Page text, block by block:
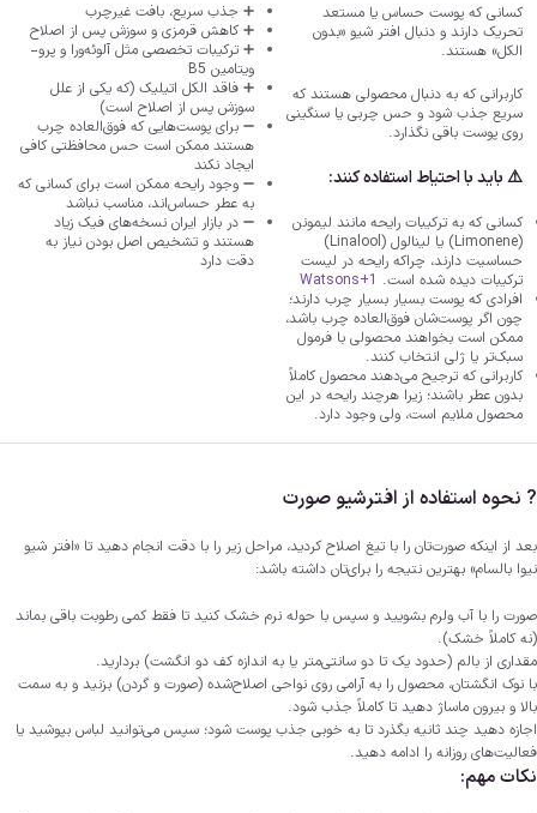
کسانی که پوست حساس یا مستعد
تحریک دارند و دنبال افتر شیو «بدون
الکل» هستند.
کاربرانی که به دنبال محصولی هستند که
سریع جذب شود و حس چربی یا سنگینی
روی پوست باقی نگذارد.
⚠️ باید با احتیاط استفاده کنند:
کسانی که به ترکیبات رایحه مانند لیمونن
(Limonene) یا لینالول (Linalool)
حساسیت دارند، چراکه رایحه در لیست
ترکیبات دیده شده است.
Watsons+1
افرادی که پوست بسیار بسیار چرب دارند؛
چون اگر پوست‌شان فوق‌العاده چرب باشد،
ممکن است بخواهند محصولی با فرمول
سبک‌تر یا ژلی انتخاب کنند.
کاربرانی که ترجیح می‌دهند محصول کاملاً
بدون عطر باشند؛ زیرا هرچند رایحه در این
محصول ملایم است، ولی وجود دارد.
➕ جذب سریع، بافت غیرچرب
➕ کاهش قرمزی و سوزش پس از اصلاح
➕ ترکیبات تخصصی مثل آلوئه‌ورا و پرو-
ویتامین B5
➕ فاقد الکل اتیلیک (که یکی از علل
سوزش پس از اصلاح است)
➖ برای پوست‌هایی که فوق‌العاده چرب
هستند ممکن است حس محافظتی کافی
ایجاد نکند
➖ وجود رایحه ممکن است برای کسانی که
به عطر حساس‌اند، مناسب نباشد
➖ در بازار ایران نسخه‌های فیک زیاد
هستند و تشخیص اصل بودن نیاز به
دقت دارد
? نحوه استفاده از افترشیو صورت
بعد از اینکه صورت‌تان را با تیغ اصلاح کردید، مراحل زیر را با دقت انجام دهید تا «افتر شیو
نیوا بالسام» بهترین نتیجه را برای‌تان داشته باشد:
صورت را با آب ولرم بشویید و سپس با حوله نرم خشک کنید تا فقط کمی رطوبت باقی بماند
(نه کاملاً خشک).
مقداری از بالم (حدود یک تا دو سانتی‌متر یا به اندازه کف دو انگشت) بردارید.
با نوک انگشتان، محصول را به آرامی روی نواحی اصلاح‌شده (صورت و گردن) بزنید و به سمت
بالا و بیرون ماساژ دهید تا کاملاً جذب شود.
اجازه دهید چند ثانیه بگذرد تا به خوبی جذب پوست شود؛ سپس می‌توانید لباس بپوشید یا
فعالیت‌های روزانه را ادامه دهید.
نکات مهم: